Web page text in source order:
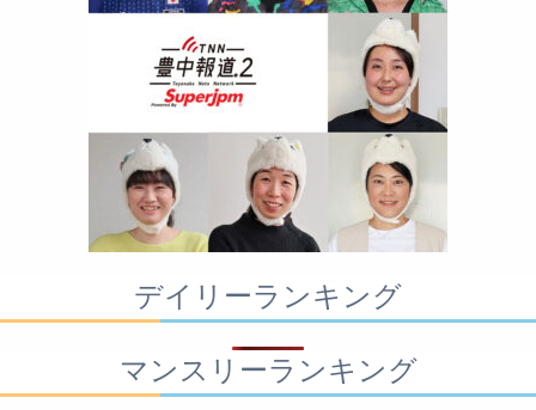
デイリーランキング
マンスリーランキング